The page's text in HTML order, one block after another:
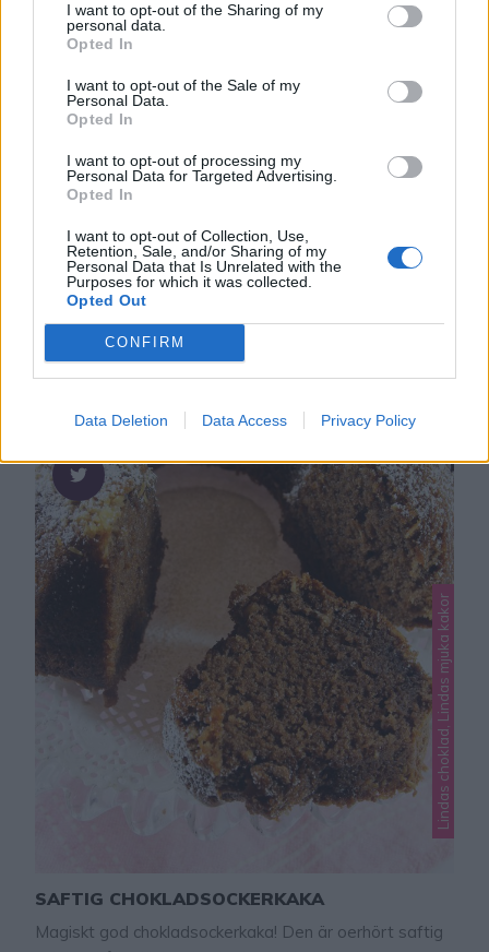
I want to opt-out of the Sharing of my
personal data.
Opted In
I want to opt-out of the Sale of my
Personal Data.
Opted In
I want to opt-out of processing my
Personal Data for Targeted Advertising.
Opted In
I want to opt-out of Collection, Use,
Retention, Sale, and/or Sharing of my
Personal Data that Is Unrelated with the
Purposes for which it was collected.
Opted Out
CONFIRM
Data Deletion Data Access Privacy Policy
FLER RECEPT...
Lindas choklad, Lindas mjuka kakor
SAFTIG CHOKLADSOCKERKAKA
Magiskt god chokladsockerkaka! Den är oerhört saftig